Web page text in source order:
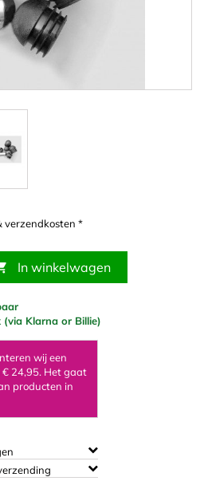
verzendkosten *
In winkelwagen
Klarna or Billie)
wij een
24,95. Het gaat
producten in